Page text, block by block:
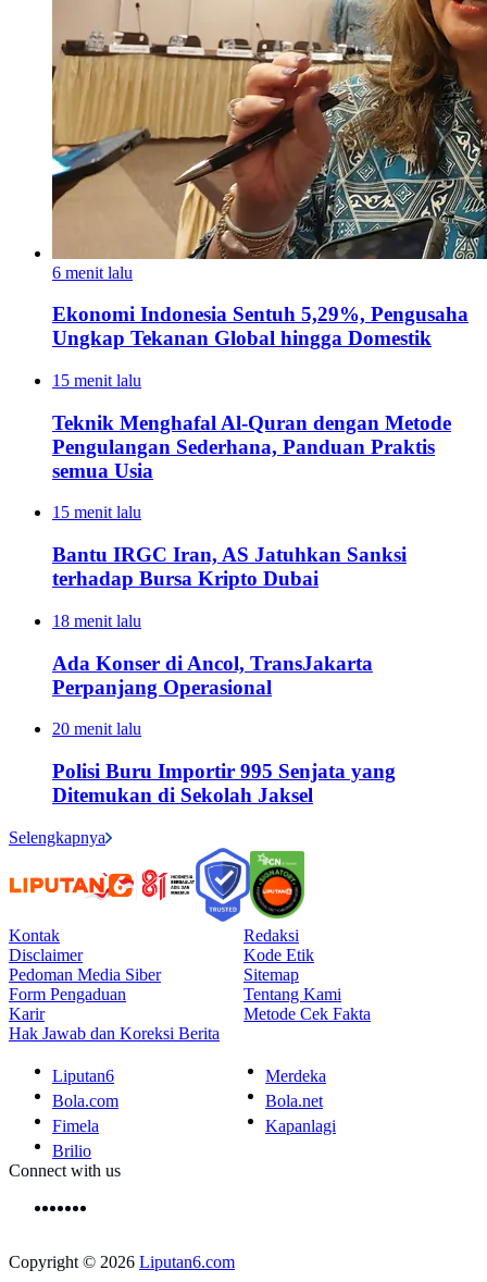
6 menit lalu
Ekonomi Indonesia Sentuh 5,29%, Pengusaha
Ungkap Tekanan Global hingga Domestik
15 menit lalu
Teknik Menghafal Al-Quran dengan Metode
Pengulangan Sederhana, Panduan Praktis
semua Usia
15 menit lalu
Bantu IRGC Iran, AS Jatuhkan Sanksi
terhadap Bursa Kripto Dubai
18 menit lalu
Ada Konser di Ancol, TransJakarta
Perpanjang Operasional
20 menit lalu
Polisi Buru Importir 995 Senjata yang
Ditemukan di Sekolah Jaksel
Selengkapnya
Kontak
Redaksi
Disclaimer
Kode Etik
Pedoman Media Siber
Sitemap
Form Pengaduan
Tentang Kami
Karir
Metode Cek Fakta
Hak Jawab dan Koreksi Berita
Liputan6
Merdeka
Bola.com
Bola.net
Fimela
Kapanlagi
Brilio
Connect with us
Copyright © 2026 Liputan6.com